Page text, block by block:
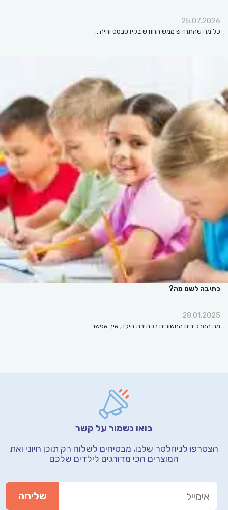
25.07.2026
כל מה שהתחדש ממש החודש בקידסבסט והיה…
כתיבה לשם מה?
28.01.2025
מה המרכיבים החשובים בכתיבת הילד, איך אפשר…
בואו נשמור על קשר
הצטרפו לניוזלטר שלנו, מבטיחים לשלוח רק תוכן חיוני ואת
המוצרים הכי מדורגים לילדים שלכם